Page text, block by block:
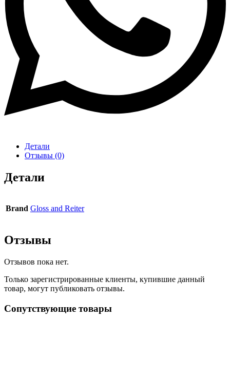
Детали
Отзывы (0)
Детали
Brand Gloss and Reiter
Отзывы
Отзывов пока нет.
Только зарегистрированные клиенты, купившие данный
товар, могут публиковать отзывы.
Сопутствующие товары